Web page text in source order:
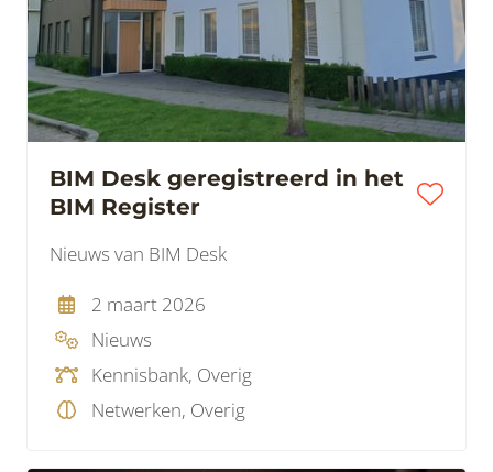
BIM Desk geregistreerd in het
BIM Register
Nieuws van BIM Desk
2 maart 2026
Nieuws
Kennisbank, Overig
Netwerken, Overig